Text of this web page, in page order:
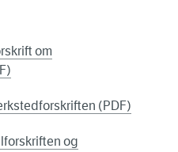
om
(PDF)
og